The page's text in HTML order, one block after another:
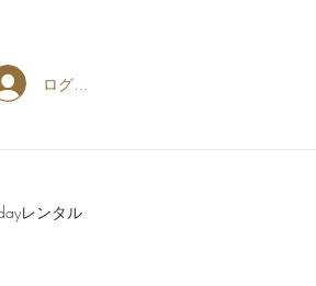
ログイン
レンタル